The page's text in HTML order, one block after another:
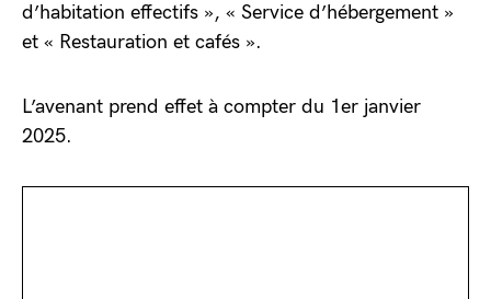
d’habitation effectifs », « Service d’hébergement »
et « Restauration et cafés ».
L’avenant prend effet à compter du 1er janvier
2025.